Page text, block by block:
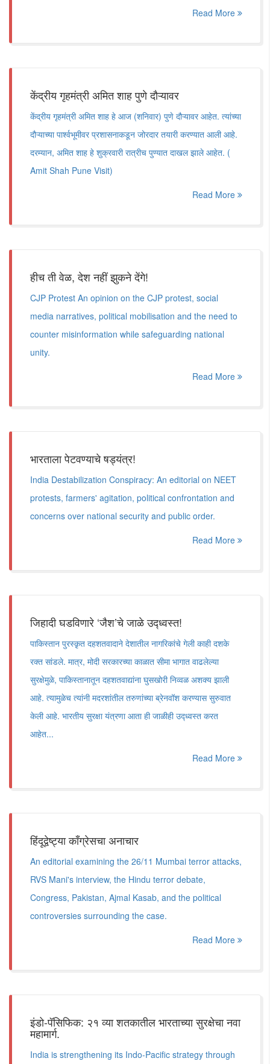
Read More
केंद्रीय गृहमंत्री अमित शाह पुणे दौऱ्यावर
केंद्रीय गृहमंत्री अमित शाह हे आज (शनिवार) पुणे दौऱ्यावर आहेत. त्यांच्या
दौऱ्याच्या पार्श्वभूमीवर प्रशासनाकडून जोरदार तयारी करण्यात आली आहे.
दरम्यान, अमित शाह हे शुक्रवारी रात्रीच पुण्यात दाखल झाले आहेत. (
Amit Shah Pune Visit)
Read More
हीच ती वेळ, देश नहीं झुकने देंगे!
CJP Protest An opinion on the CJP protest, social
media narratives, political mobilisation and the need to
counter misinformation while safeguarding national
unity.
Read More
भारताला पेटवण्याचे षड्यंत्र!
India Destabilization Conspiracy: An editorial on NEET
protests, farmers' agitation, political confrontation and
concerns over national security and public order.
Read More
जिहादी घडविणारे ‌‘जैश‌’चे जाळे उद्ध्वस्त!
पाकिस्तान पुरस्क़ृत दहशतवादाने देशातील नागरिकांचे गेली काही दशके
रक्त सांडले. मात्र, मोदी सरकारच्या काळात सीमा भागात वाढलेल्या
सुरक्षेमुळे, पाकिस्तानातून दहशतवाद्यांना घुसखोरी निव्वळ अशक्य झाली
आहे. त्यामुळेच त्यांनी मदरशांतील तरुणांच्या ब्रेनवॉश करण्यास सुरुवात
केली आहे. भारतीय सुरक्षा यंत्रणा आता ही जाळीही उद्ध्वस्त करत
आहेत...
Read More
हिंदूद्वेष्ट्या काँग्रेसचा अनाचार
An editorial examining the 26/11 Mumbai terror attacks,
RVS Mani's interview, the Hindu terror debate,
Congress, Pakistan, Ajmal Kasab, and the political
controversies surrounding the case.
Read More
इंडो-पॅसिफिक: २१ व्या शतकातील भारताच्या सुरक्षेचा नवा
महामार्ग.
India is strengthening its Indo-Pacific strategy through